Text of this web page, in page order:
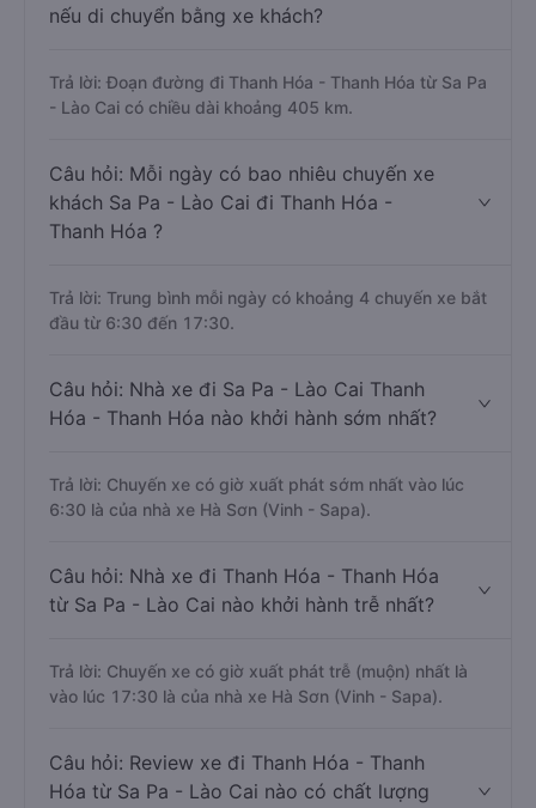
nếu di chuyển bằng xe khách?
Trả lời: Đoạn đường đi Thanh Hóa - Thanh Hóa từ Sa Pa
- Lào Cai có chiều dài khoảng 405 km.
Câu hỏi: Mỗi ngày có bao nhiêu chuyến xe
khách Sa Pa - Lào Cai đi Thanh Hóa -
Thanh Hóa ?
Trả lời: Trung bình mỗi ngày có khoảng 4 chuyến xe bắt
đầu từ 6:30 đến 17:30.
Câu hỏi: Nhà xe đi Sa Pa - Lào Cai Thanh
Hóa - Thanh Hóa nào khởi hành sớm nhất?
Trả lời: Chuyến xe có giờ xuất phát sớm nhất vào lúc
6:30 là của nhà xe Hà Sơn (Vinh - Sapa).
Câu hỏi: Nhà xe đi Thanh Hóa - Thanh Hóa
từ Sa Pa - Lào Cai nào khởi hành trễ nhất?
Trả lời: Chuyến xe có giờ xuất phát trễ (muộn) nhất là
vào lúc 17:30 là của nhà xe Hà Sơn (Vinh - Sapa).
Câu hỏi: Review xe đi Thanh Hóa - Thanh
Hóa từ Sa Pa - Lào Cai nào có chất lượng